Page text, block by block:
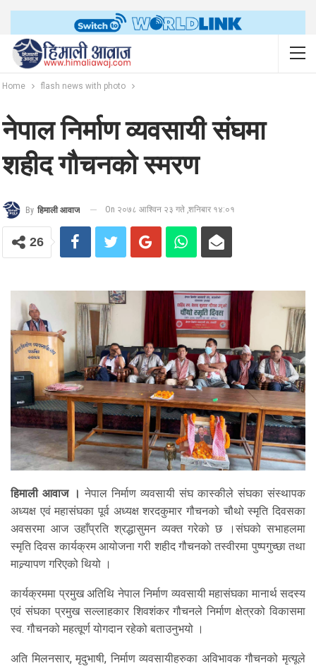
Home flash news with photo
नेपाल निर्माण व्यवसायी संघमा
शहीद गौचनको स्मरण
By हिमाली आवाज On २०७८ आश्विन २३ गते ,शनिबार १४:०१
26
हिमाली आवाज । नेपाल निर्माण व्यवसायी संघ कास्कीले संघका संस्थापक
अध्यक्ष एवं महासंघका पूर्व अध्यक्ष शरदकुमार गौचनको चौथो स्मृति दिवसका
अवसरमा आज उहाँप्रति श्रद्धासुमन व्यक्त गरेको छ ।संघको सभाहलमा
स्मृति दिवस कार्यक्रम आयोजना गरी शहीद गौचनको तस्वीरमा पुष्पगुच्छा तथा
माल्र्यापण गरिएको थियो ।
कार्यक्रममा प्रमुख अतिथि नेपाल निर्माण व्यवसायी महासंघका मानार्थ सदस्य
एवं संघका प्रमुख सल्लाहकार शिवशंकर गौचनले निर्माण क्षेत्रको विकासमा
स्व. गौचनको महत्वूर्ण योगदान रहेको बताउनुभयो ।
अति मिलनसार, मृदुभाषी, निर्माण व्यवसायीहरुका अविभावक गौचनको मृत्यूले